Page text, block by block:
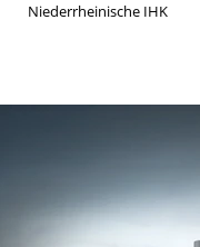
Niederrheinische IHK